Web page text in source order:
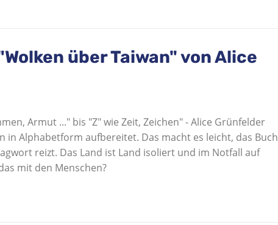
über Taiwan" von Alice
Armut ..." bis "Z" wie Zeit, Zeichen" - Alice Grünfelder
in Alphabetform aufbereitet. Das macht es leicht, das Buch
reizt. Das Land ist Land isoliert und im Notfall auf
mit den Menschen?